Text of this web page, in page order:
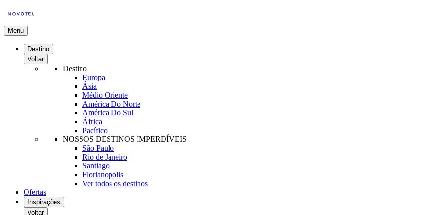
Menu
Destino
Voltar
Destino
Europa
Ásia
Médio Oriente
América Do Norte
América Do Sul
África
Pacífico
NOSSOS DESTINOS IMPERDÍVEIS
São Paulo
Rio de Janeiro
Santiago
Florianopolis
Ver todos os destinos
Ofertas
Inspirações
Voltar